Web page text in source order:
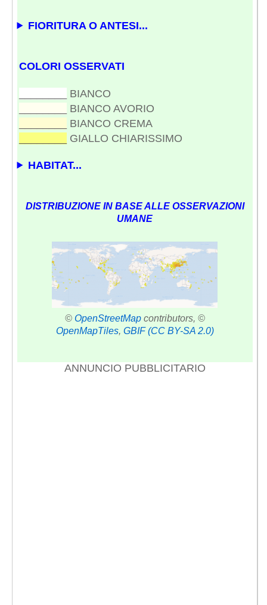
FIORITURA O ANTESI...
COLORI OSSERVATI
BIANCO
BIANCO AVORIO
BIANCO CREMA
GIALLO CHIARISSIMO
HABITAT...
DISTRIBUZIONE IN BASE ALLE OSSERVAZIONI
UMANE
© OpenStreetMapcontributors, ©
OpenMapTiles, GBIF (CC BY-SA 2.0)
ANNUNCIO PUBBLICITARIO